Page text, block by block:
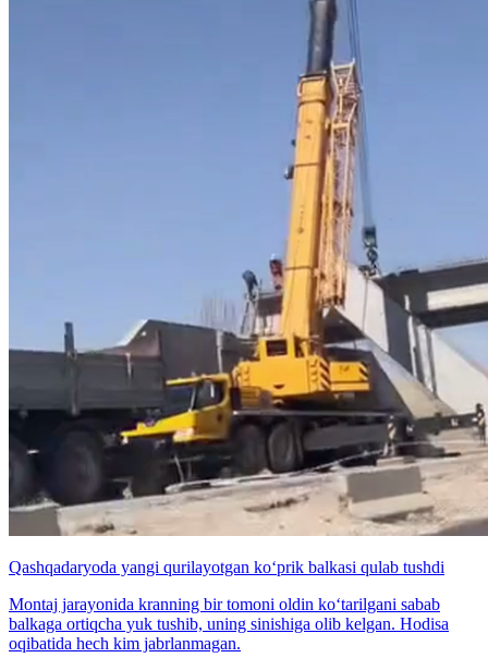
Qashqadaryoda yangi qurilayotgan ko‘prik balkasi qulab tushdi
Montaj jarayonida kranning bir tomoni oldin ko‘tarilgani sabab
balkaga ortiqcha yuk tushib, uning sinishiga olib kelgan. Hodisa
oqibatida hech kim jabrlanmagan.